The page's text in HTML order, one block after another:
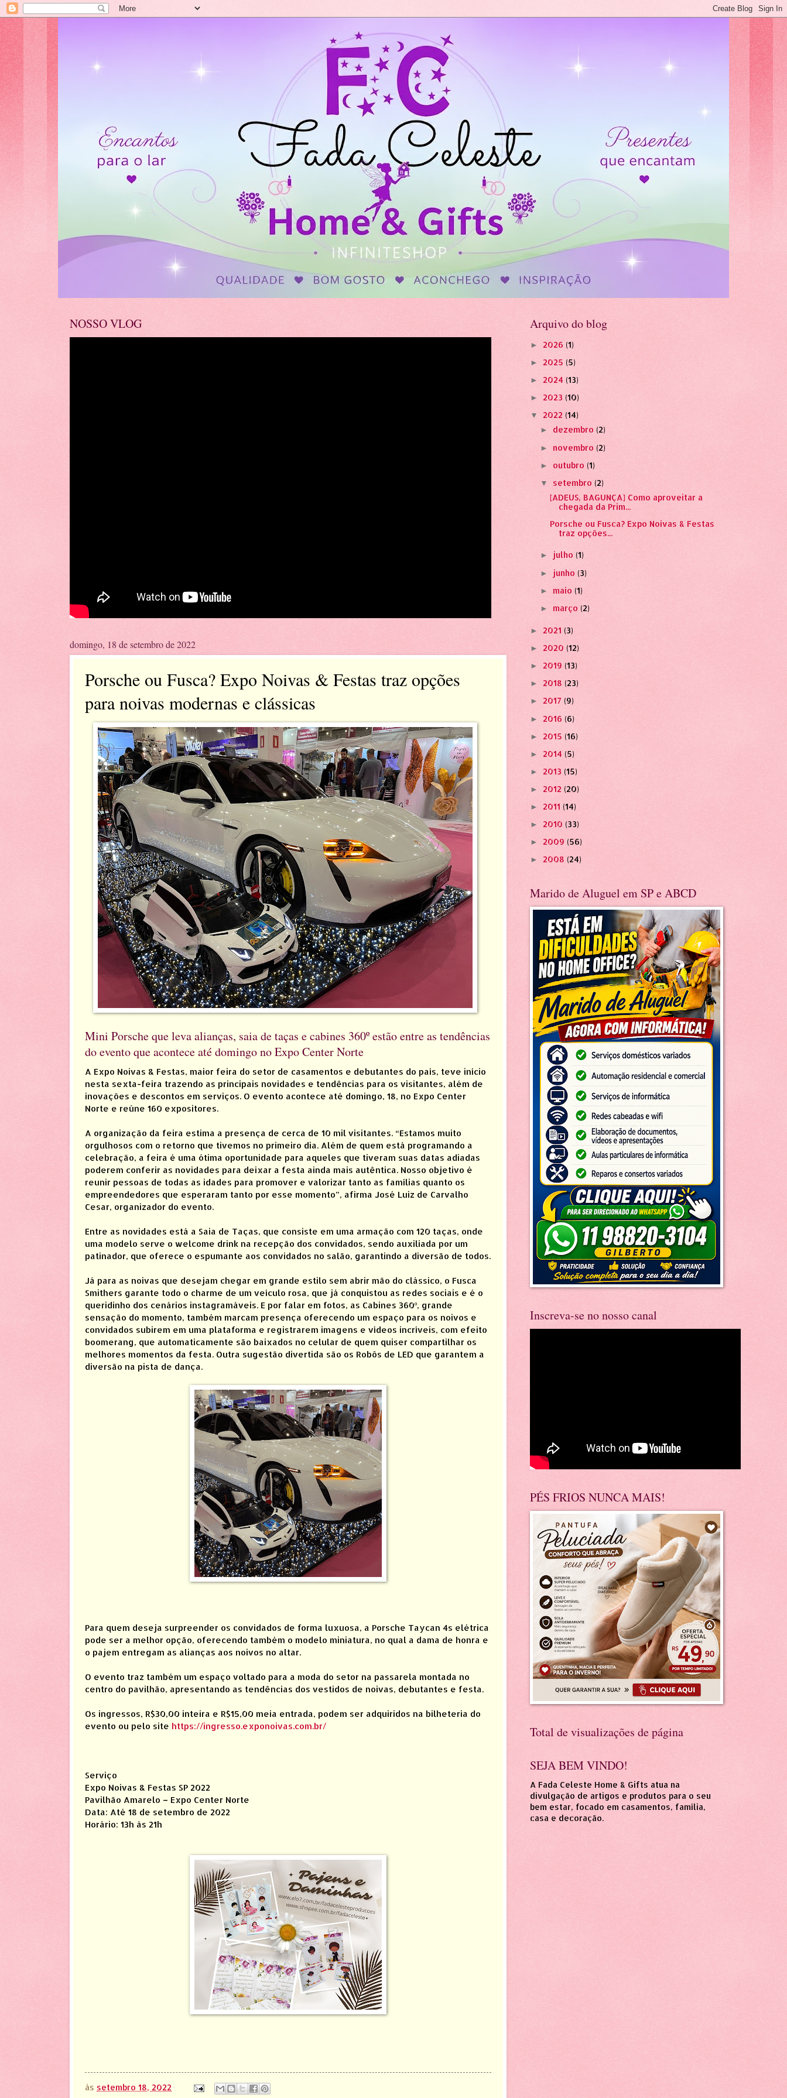
NOSSO VLOG
domingo, 18 de setembro de 2022
Porsche ou Fusca? Expo Noivas & Festas traz opções
para noivas modernas e clássicas
Mini Porsche que leva alianças, saia de taças e cabines 360º estão entre as tendências
do evento que acontece até domingo no Expo Center Norte
A Expo Noivas & Festas, maior feira do setor de casamentos e debutantes do país, teve início
nesta sexta-feira trazendo as principais novidades e tendências para os visitantes, além de
inovações e descontos em serviços. O evento acontece até domingo, 18, no Expo Center
Norte e reúne 160 expositores.
A organização da feira estima a presença de cerca de 10 mil visitantes. “Estamos muito
orgulhosos com o retorno que tivemos no primeiro dia. Além de quem está programando a
celebração, a feira é uma ótima oportunidade para aqueles que tiveram suas datas adiadas
poderem conferir as novidades para deixar a festa ainda mais autêntica. Nosso objetivo é
reunir pessoas de todas as idades para promover e valorizar tanto as famílias quanto os
empreendedores que esperaram tanto por esse momento”, afirma José Luiz de Carvalho
Cesar, organizador do evento.
Entre as novidades está a Saia de Taças, que consiste em uma armação com 120 taças, onde
uma modelo serve o welcome drink na recepção dos convidados, sendo auxiliada por um
patinador, que oferece o espumante aos convidados no salão, garantindo a diversão de todos.
Já para as noivas que desejam chegar em grande estilo sem abrir mão do clássico, o Fusca
Smithers garante todo o charme de um veículo rosa, que já conquistou as redes sociais e é o
queridinho dos cenários instagramáveis. E por falar em fotos, as Cabines 360º, grande
sensação do momento, também marcam presença oferecendo um espaço para os noivos e
convidados subirem em uma plataforma e registrarem imagens e vídeos incríveis, com efeito
boomerang, que automaticamente são baixados no celular de quem quiser compartilhar os
melhores momentos da festa. Outra sugestão divertida são os Robôs de LED que garantem a
diversão na pista de dança.
Para quem deseja surpreender os convidados de forma luxuosa, a Porsche Taycan 4s elétrica
pode ser a melhor opção, oferecendo também o modelo miniatura, no qual a dama de honra e
o pajem entregam as alianças aos noivos no altar.
O evento traz também um espaço voltado para a moda do setor na passarela montada no
centro do pavilhão, apresentando as tendências dos vestidos de noivas, debutantes e festa.
Os ingressos, R$30,00 inteira e R$15,00 meia entrada, podem ser adquiridos na bilheteria do
evento ou pelo site https://ingresso.exponoivas.com.br/
Serviço
Expo Noivas & Festas SP 2022
Pavilhão Amarelo – Expo Center Norte
Data: Até 18 de setembro de 2022
Horário: 13h às 21h
às setembro 18, 2022
Arquivo do blog
► 2026 (1)
► 2025 (5)
► 2024 (13)
► 2023 (10)
▼ 2022 (14)
► dezembro (2)
► novembro (2)
► outubro (1)
▼ setembro (2)
[ADEUS, BAGUNÇA] Como aproveitar a
chegada da Prim...
Porsche ou Fusca? Expo Noivas & Festas
traz opções...
► julho (1)
► junho (3)
► maio (1)
► março (2)
► 2021 (3)
► 2020 (12)
► 2019 (13)
► 2018 (23)
► 2017 (9)
► 2016 (6)
► 2015 (16)
► 2014 (5)
► 2013 (15)
► 2012 (20)
► 2011 (14)
► 2010 (33)
► 2009 (56)
► 2008 (24)
Marido de Aluguel em SP e ABCD
Inscreva-se no nosso canal
PÉS FRIOS NUNCA MAIS!
Total de visualizações de página
SEJA BEM VINDO!
A Fada Celeste Home & Gifts atua na
divulgação de artigos e produtos para o seu
bem estar, focado em casamentos, família,
casa e decoração.